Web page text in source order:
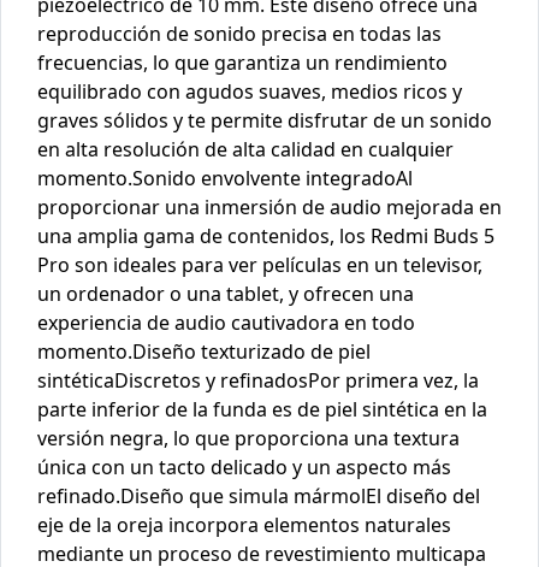
reproducción de sonido precisa en todas las
frecuencias, lo que garantiza un rendimiento
equilibrado con agudos suaves, medios ricos y
graves sólidos y te permite disfrutar de un sonido
en alta resolución de alta calidad en cualquier
momento.Sonido envolvente integradoAl
proporcionar una inmersión de audio mejorada en
una amplia gama de contenidos, los Redmi Buds 5
Pro son ideales para ver películas en un televisor,
un ordenador o una tablet, y ofrecen una
experiencia de audio cautivadora en todo
momento.Diseño texturizado de piel
sintéticaDiscretos y refinadosPor primera vez, la
parte inferior de la funda es de piel sintética en la
versión negra, lo que proporciona una textura
única con un tacto delicado y un aspecto más
refinado.Diseño que simula mármolEl diseño del
eje de la oreja incorpora elementos naturales
mediante un proceso de revestimiento multicapa